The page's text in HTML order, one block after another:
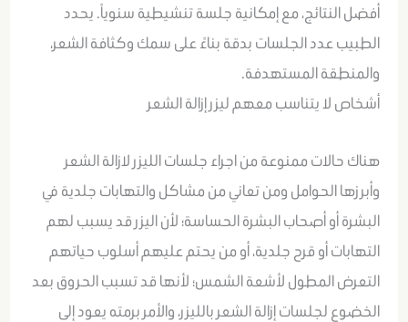
أفضل النتائج، مع إمكانية جلسة تنشيطية سنوياً. يحدد
الطبيب عدد الجلسات بدقة بناءً على سمك وكثافة الشعر،
والمنطقة المستهدفة.
أشخاص لا يتناسب معهم ليزر إزالة الشعر
هناك حالات ممنوعة من اجراء جلسات الليزر لازالة الشعر
وأبرزها الحوامل ومن تعاني من مشاكل والتهابات جلدية في
البشرة أو أصحاب البشرة الحساسة؛ لأن اليزر قد يسبب لهم
التهابات أو قرح جلدية، أو من يحتم عليهم أسلوب حياتهم
التعرض المطول لأشعة الشمس؛ لأنها قد تسبب الحروق بعد
الخضوع لجلسات إزالة الشعر بالليزر، والأمر برمته يعود إلى